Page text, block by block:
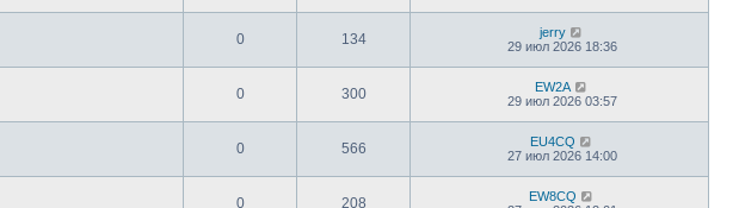
0 134
jerry
29 июл 2026 18:36
0 300
EW2A
29 июл 2026 03:57
0 566
EU4CQ
27 июл 2026 14:00
0 208
EW8CQ